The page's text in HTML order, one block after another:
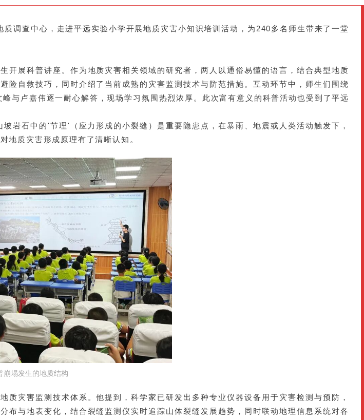
调查中心，走进平远实验小学开展地质灾害小知识培训活动，为240多名师生带来了一堂
展科普讲座。作为地质灾害相关领域的研究者，两人以通俗易懂的语言，结合典型地质
自救技巧，同时介绍了当前成熟的灾害监测技术与防范措施。互动环节中，师生们围绕
与卢嘉伟逐一耐心解答，现场学习氛围热烈浓厚。此次富有意义的科普活动也受到了平远
岩石中的'节理'（应力形成的小裂缝）是重要隐患点，在暴雨、地震或人类活动触发下，
地质灾害形成原理有了清晰认知。
崩塌发生的地质结构
灾害监测技术体系。他提到，科学家已研发出多种专业仪器设备用于灾害检测与预防，
与地表变化，结合裂缝监测仪实时追踪山体裂缝发展趋势，同时联动地理信息系统对各